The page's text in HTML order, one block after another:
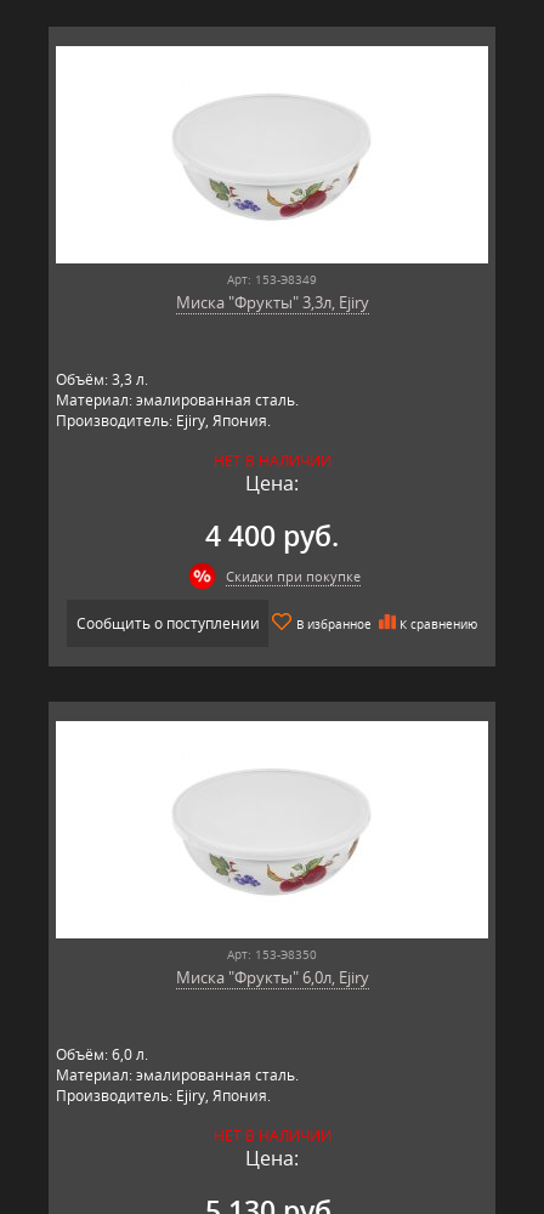
Арт: 153-Э8349
Миска "Фрукты" 3,3л, Ejiry
Объём: 3,3 л.
Материал: эмалированная сталь.
Производитель: Ejiry, Япония.
НЕТ В НАЛИЧИИ
Цена:
4 400 руб.
Скидки при покупке
Сообщить о поступлении В избранное К сравнению
Арт: 153-Э8350
Миска "Фрукты" 6,0л, Ejiry
Объём: 6,0 л.
Материал: эмалированная сталь.
Производитель: Ejiry, Япония.
НЕТ В НАЛИЧИИ
Цена: